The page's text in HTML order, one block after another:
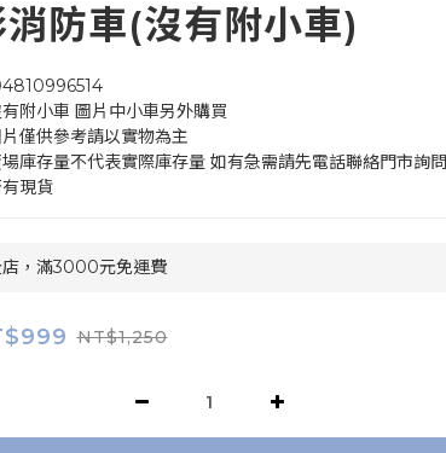
消防車(沒有附小車)
附小車 圖片中小車另外購買
僅供參考請以實物為主
庫存量不代表實際庫存量 如有急需請先電話聯絡門市詢問
現貨
，滿3000元免運費
NT$1,250